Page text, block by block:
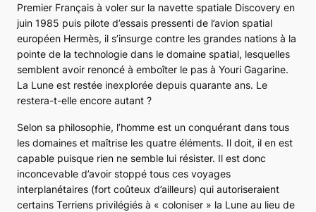
Premier Français à voler sur la navette spatiale Discovery en
juin 1985 puis pilote d’essais pressenti de l’avion spatial
européen Hermès, il s’insurge contre les grandes nations à la
pointe de la technologie dans le domaine spatial, lesquelles
semblent avoir renoncé à emboîter le pas à Youri Gagarine.
La Lune est restée inexplorée depuis quarante ans. Le
restera-t-elle encore autant ?
Selon sa philosophie, l’homme est un conquérant dans tous
les domaines et maîtrise les quatre éléments. Il doit, il en est
capable puisque rien ne semble lui résister. Il est donc
inconcevable d’avoir stoppé tous ces voyages
interplanétaires (fort coûteux d’ailleurs) qui autoriseraient
certains Terriens privilégiés à « coloniser » la Lune au lieu de